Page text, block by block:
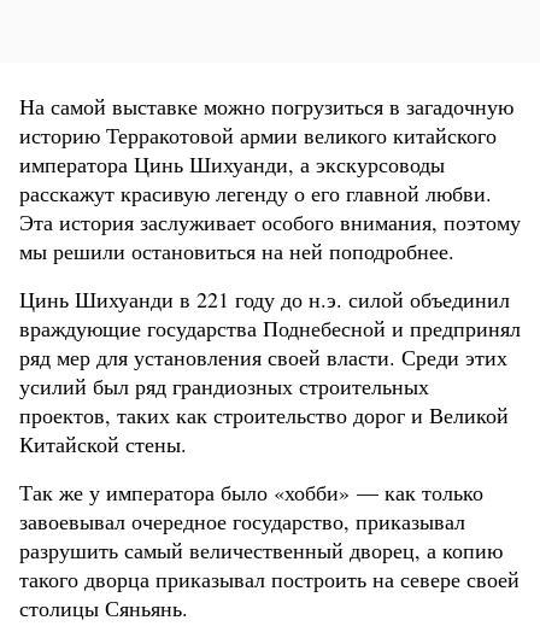
На самой выставке можно погрузиться в загадочную
историю Терракотовой армии великого китайского
императора Цинь Шихуанди, а экскурсоводы
расскажут красивую легенду о его главной любви.
Эта история заслуживает особого внимания, поэтому
мы решили остановиться на ней поподробнее.
Цинь Шихуанди в 221 году до н.э. силой объединил
враждующие государства Поднебесной и предпринял
ряд мер для установления своей власти. Среди этих
усилий был ряд грандиозных строительных
проектов, таких как строительство дорог и Великой
Китайской стены.
Так же у императора было «хобби» — как только
завоевывал очередное государство, приказывал
разрушить самый величественный дворец, а копию
такого дворца приказывал построить на севере своей
столицы Сяньянь.